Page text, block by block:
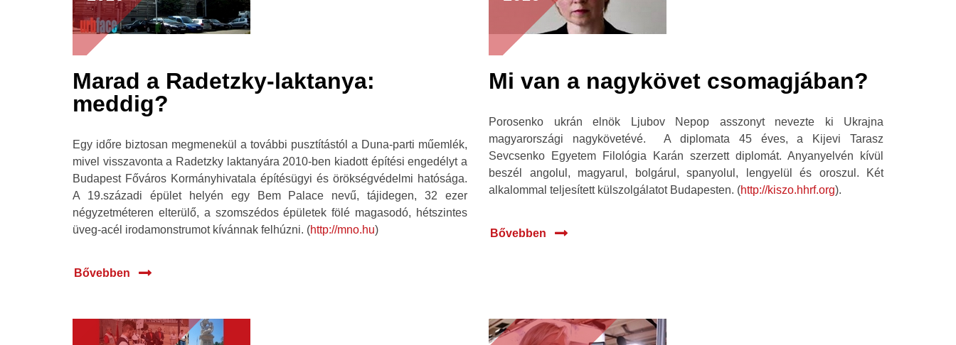
Marad a Radetzky-laktanya:
meddig?
Egy időre biztosan megmenekül a további pusztítástól a Duna-parti műemlék,
mivel visszavonta a Radetzky laktanyára 2010-ben kiadott építési engedélyt a
Budapest Főváros Kormányhivatala építésügyi és örökségvédelmi hatósága.
A 19.századi épület helyén egy Bem Palace nevű, tájidegen, 32 ezer
négyzetméteren elterülő, a szomszédos épületek fölé magasodó, hétszintes
üveg-acél irodamonstrumot kívánnak felhúzni. (http://mno.hu)
Bővebben
Mi van a nagykövet csomagjában?
Porosenko ukrán elnök Ljubov Nepop asszonyt nevezte ki Ukrajna
magyarországi nagykövetévé. A diplomata 45 éves, a Kijevi Tarasz
Sevcsenko Egyetem Filológia Karán szerzett diplomát. Anyanyelvén kívül
beszél angolul, magyarul, bolgárul, spanyolul, lengyelül és oroszul. Két
alkalommal teljesített külszolgálatot Budapesten. (http://kiszo.hhrf.org).
Bővebben